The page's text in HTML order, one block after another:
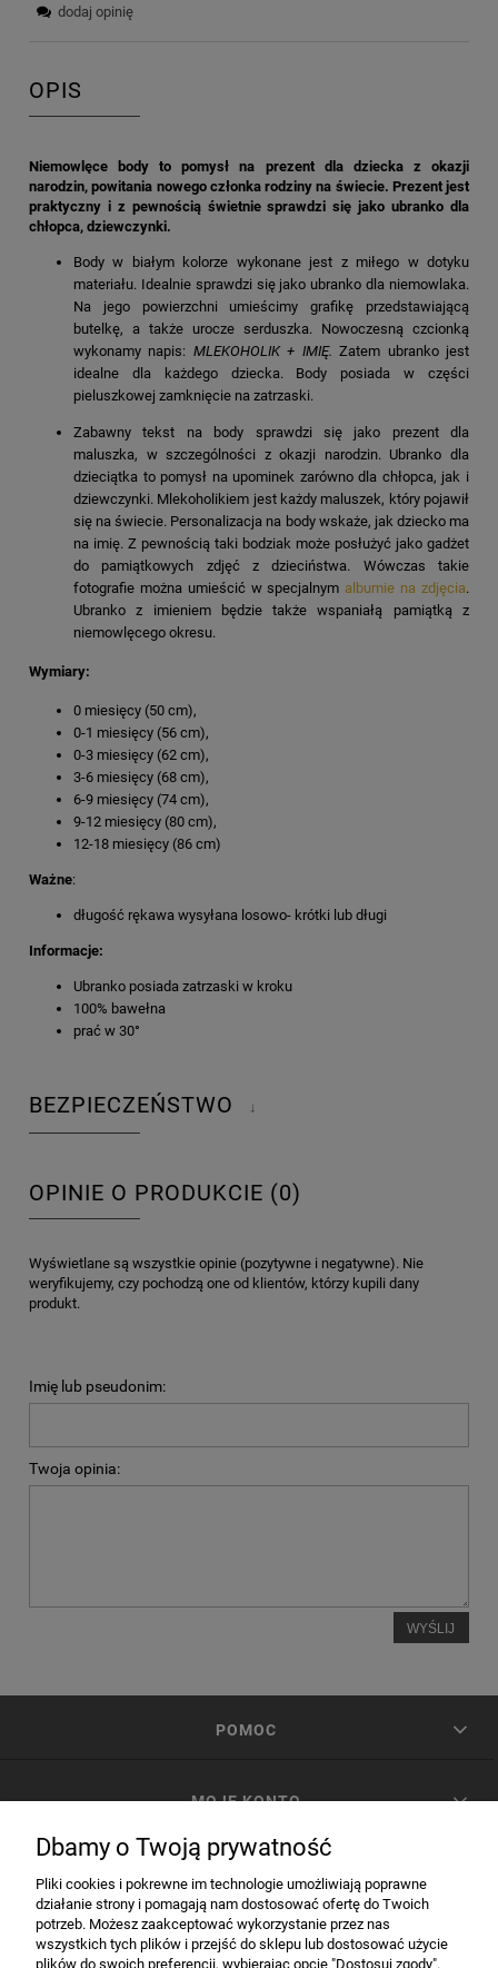
dodaj opinię
OPIS
Niemowlęce body to pomysł na prezent dla dziecka z okazji
narodzin, powitania nowego członka rodziny na świecie. Prezent jest
praktyczny i z pewnością świetnie sprawdzi się jako ubranko dla
chłopca, dziewczynki.
Body w białym kolorze wykonane jest z miłego w dotyku
materiału. Idealnie sprawdzi się jako ubranko dla niemowlaka.
Na jego powierzchni umieścimy grafikę przedstawiającą
butelkę, a także urocze serduszka. Nowoczesną czcionką
wykonamy napis: MLEKOHOLIK + IMIĘ.Zatem ubranko jest
idealne dla każdego dziecka. Body posiada w części
pieluszkowej zamknięcie na zatrzaski.
Zabawny tekst na body sprawdzi się jako prezent dla
maluszka, w szczególności z okazji narodzin. Ubranko dla
dzieciątka to pomysł na upominek zarówno dla chłopca, jak i
dziewczynki. Mlekoholikiem jest każdy maluszek, który pojawił
się na świecie. Personalizacja na body wskaże, jak dziecko ma
na imię. Z pewnością taki bodziak może posłużyć jako gadżet
do pamiątkowych zdjęć z dzieciństwa. Wówczas takie
fotografie można umieścić w specjalnym albumie na zdjęcia.
Ubranko z imieniem będzie także wspaniałą pamiątką z
niemowlęcego okresu.
Wymiary:
0 miesięcy (50 cm),
0-1 miesięcy (56 cm),
0-3 miesięcy (62 cm),
3-6 miesięcy (68 cm),
6-9 miesięcy (74 cm),
9-12 miesięcy (80 cm),
12-18 miesięcy (86 cm)
Ważne:
długość rękawa wysyłana losowo- krótki lub długi
Informacje:
Ubranko posiada zatrzaski w kroku
100% bawełna
prać w 30°
BEZPIECZEŃSTWO ↓
OPINIE O PRODUKCIE (0)
Wyświetlane są wszystkie opinie (pozytywne i negatywne). Nie
weryfikujemy, czy pochodzą one od klientów, którzy kupili dany
produkt.
Imię lub pseudonim:
Twoja opinia:
WYŚLIJ
POMOC
MOJE KONTO
INFORMACJE
Dbamy o Twoją prywatność
Pliki cookies i pokrewne im technologie umożliwiają poprawne
działanie strony i pomagają nam dostosować ofertę do Twoich
potrzeb. Możesz zaakceptować wykorzystanie przez nas
wszystkich tych plików i przejść do sklepu lub dostosować użycie
plików do swoich preferencji, wybierając opcję "Dostosuj zgody".